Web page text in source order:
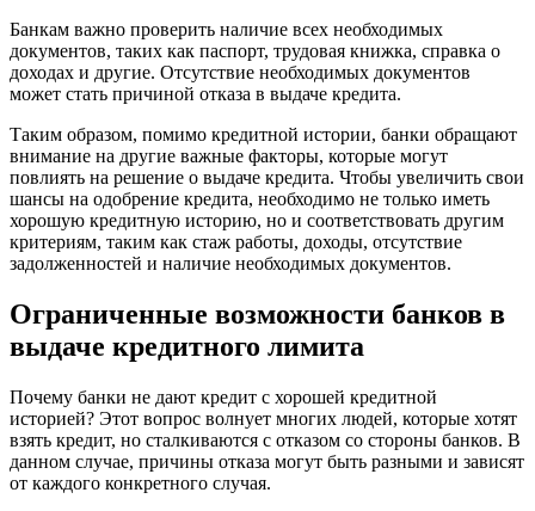
Банкам важно проверить наличие всех необходимых
документов, таких как паспорт, трудовая книжка, справка о
доходах и другие. Отсутствие необходимых документов
может стать причиной отказа в выдаче кредита.
Таким образом, помимо кредитной истории, банки обращают
внимание на другие важные факторы, которые могут
повлиять на решение о выдаче кредита. Чтобы увеличить свои
шансы на одобрение кредита, необходимо не только иметь
хорошую кредитную историю, но и соответствовать другим
критериям, таким как стаж работы, доходы, отсутствие
задолженностей и наличие необходимых документов.
Ограниченные возможности банков в
выдаче кредитного лимита
Почему банки не дают кредит с хорошей кредитной
историей? Этот вопрос волнует многих людей, которые хотят
взять кредит, но сталкиваются с отказом со стороны банков. В
данном случае, причины отказа могут быть разными и зависят
от каждого конкретного случая.